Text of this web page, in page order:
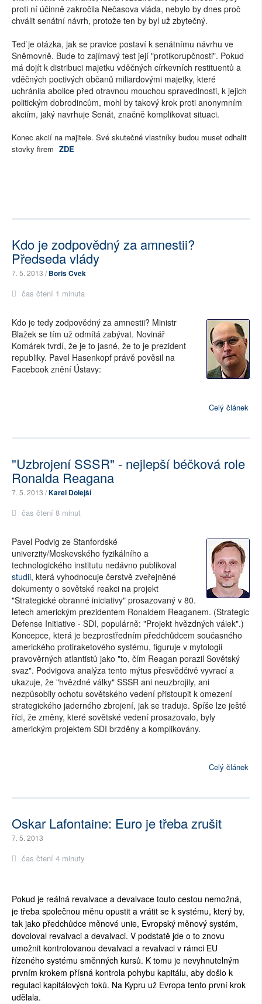
proti ní účinně zakročila Nečasova vláda, nebylo by dnes proč
chválit senátní návrh, protože ten by byl už zbytečný.
Teď je otázka, jak se pravice postaví k senátnímu návrhu ve
Sněmovně. Bude to zajímavý test její "protikorupčnosti". Pokud
má dojít k distribuci majetku vděčných církevních restituentů a
vděčných poctivých občanů miliardovými majetky, které
uchránila abolice před otravnou mouchou spravedlnosti, k jejich
politickým dobrodincům, mohl by takový krok proti anonymním
akciím, jaký navrhuje Senát, značně komplikovat situaci.
Konec akcií na majitele. Své skutečné vlastníky budou muset odhalit
stovky firem ZDE
Kdo je zodpovědný za amnestii?
Předseda vlády
7. 5. 2013 /Boris Cvek
čas čtení 1 minuta
Kdo je tedy zodpovědný za amnestii? Ministr
Blažek se tím už odmítá zabývat. Novinář
Komárek tvrdí, že je to jasné, že to je prezident
republiky. Pavel Hasenkopf právě pověsil na
Facebook znění Ústavy:
Celý článek
"Uzbrojení SSSR" - nejlepší béčková role
Ronalda Reagana
7. 5. 2013 /Karel Dolejší
čas čtení 8 minut
Pavel Podvig ze Stanfordské
univerzity/Moskevského fyzikálního a
technologického institutu nedávno publikoval
studii, která vyhodnocuje čerstvě zveřejněné
dokumenty o sovětské reakci na projekt
"Strategické obranné iniciativy" prosazovaný v 80.
letech americkým prezidentem Ronaldem Reaganem. (Strategic
Defense Initiative - SDI, populárně: "Projekt hvězdných válek".)
Koncepce, která je bezprostředním předchůdcem současného
amerického protiraketového systému, figuruje v mytologii
pravověrných atlantistů jako "to, čím Reagan porazil Sovětský
svaz". Podvigova analýza tento mýtus přesvědčivě vyvrací a
ukazuje, že "hvězdné války" SSSR ani neuzbrojily, ani
nezpůsobily ochotu sovětského vedení přistoupit k omezení
strategického jaderného zbrojení, jak se traduje. Spíše lze ještě
říci, že změny, které sovětské vedení prosazovalo, byly
americkým projektem SDI brzděny a komplikovány.
Celý článek
Oskar Lafontaine: Euro je třeba zrušit
7. 5. 2013
čas čtení 4 minuty
Pokud je reálná revalvace a devalvace touto cestou nemožná,
je třeba společnou měnu opustit a vrátit se k systému, který by,
tak jako předchůdce měnové unie, Evropský měnový systém,
dovoloval revalvaci a devalvaci. V podstatě jde o to znovu
umožnit kontrolovanou devalvaci a revalvaci v rámci EU
řízeného systému směnných kursů. K tomu je nevyhnutelným
prvním krokem přísná kontrola pohybu kapitálu, aby došlo k
regulaci kapitálových toků. Na Kypru už Evropa tento první krok
udělala.